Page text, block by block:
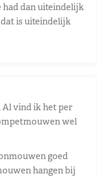
had dan uiteindelijk
dat is uiteindelijk
vind ik het per
wel
goed
hangen bij